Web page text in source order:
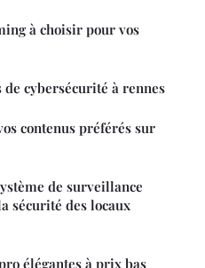
à choisir pour vos
cybersécurité à rennes
contenus préférés sur
de surveillance
sécurité des locaux
élégantes à prix bas